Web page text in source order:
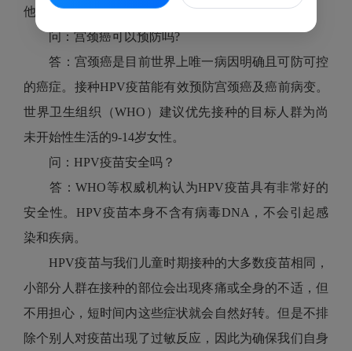
他性传播疾病；吸烟、吸毒者等。
问：宫颈癌可以预防吗?
答：宫颈癌是目前世界上唯一病因明确且可防可控
的癌症。接种HPV疫苗能有效预防宫颈癌及癌前病变。
世界卫生组织（WHO）建议优先接种的目标人群为尚
未开始性生活的9-14岁女性。
问：HPV疫苗安全吗？
答：WHO等权威机构认为HPV疫苗具有非常好的
安全性。HPV疫苗本身不含有病毒DNA，不会引起感
染和疾病。
HPV疫苗与我们儿童时期接种的大多数疫苗相同，
小部分人群在接种的部位会出现疼痛或全身的不适，但
不用担心，短时间内这些症状就会自然好转。但是不排
除个别人对疫苗出现了过敏反应，因此为确保我们自身